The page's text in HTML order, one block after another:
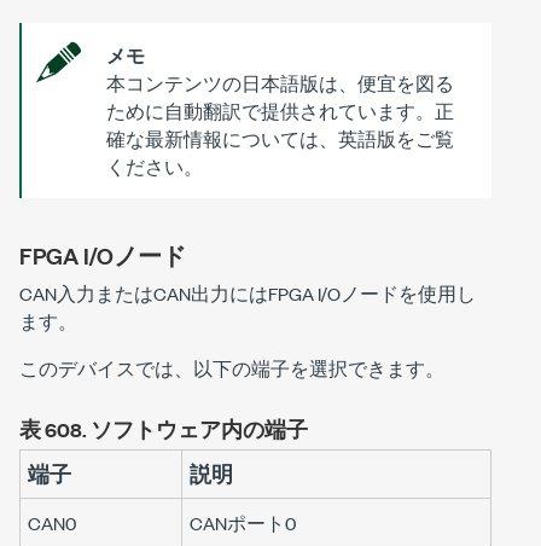
メモ
本コンテンツの日本語版は、便宜を図る
ために自動翻訳で提供されています。正
確な最新情報については、英語版をご覧
ください。
FPGA I/Oノード
CAN入力またはCAN出力にはFPGA I/Oノードを使用し
ます。
このデバイスでは、以下の端子を選択できます。
表 608. ソフトウェア内の端子
端子
説明
CAN0 CANポート0